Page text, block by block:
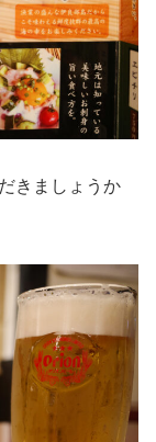
きましょうか